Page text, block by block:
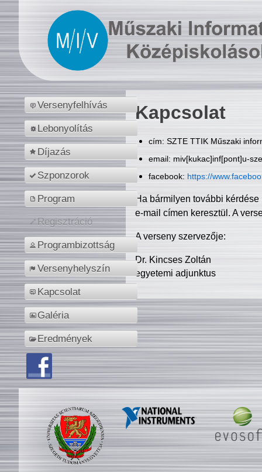
Versenyfelhívás
Lebonyolítás
Díjazás
Szponzorok
Program
Regisztráció
Programbizottság
Versenyhelyszín
Kapcsolat
Galéria
Eredmények
Kapcsolat
cím: SZTE TTIK Műszaki
email: miv[kukac]inf[pont]u-
facebook: https://
Ha bármilyen további
e-mail címen keresztül. A
A verseny szervezője:
Dr. Kincses Zoltán
egyetemi adjunktus